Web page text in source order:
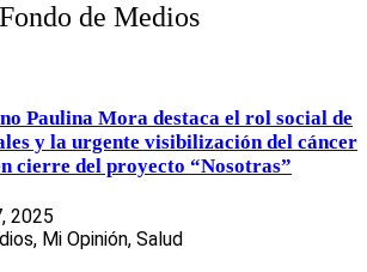
Fondo de Medios
Paulina Mora destaca el rol social de
y la urgente visibilización del cáncer
cierre del proyecto “Nosotras”
2025
, Mi Opinión, Salud